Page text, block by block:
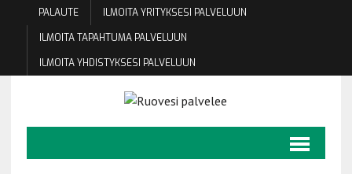
PALAUTE
ILMOITA YRITYKSESI PALVELUUN
ILMOITA TAPAHTUMA PALVELUUN
ILMOITA YHDISTYKSESI PALVELUUN